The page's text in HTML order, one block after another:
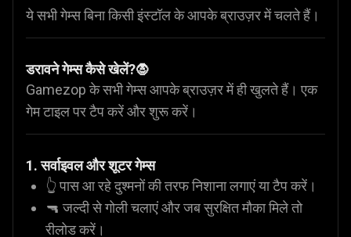
ये सभी गेम्स बिना किसी इंस्टॉल के आपके ब्राउज़र में चलते हैं।
डरावने गेम्स कैसे खेलें?🧛
Gamezop के सभी गेम्स आपके ब्राउज़र में ही खुलते हैं। एक
गेम टाइल पर टैप करें और शुरू करें।
1. सर्वाइवल और शूटर गेम्स
👆 पास आ रहे दुश्मनों की तरफ निशाना लगाएं या टैप करें।
🔫 जल्दी से गोली चलाएं और जब सुरक्षित मौका मिले तो
रीलोड करें।